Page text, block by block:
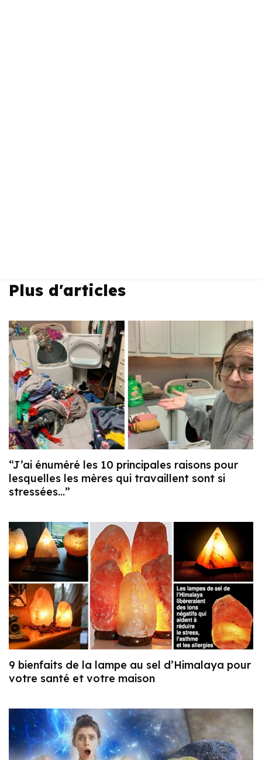
Plus d'articles
“J’ai énuméré les 10 principales raisons pour
lesquelles les mères qui travaillent sont si
stressées…”
9 bienfaits de la lampe au sel d’Himalaya pour
votre santé et votre maison